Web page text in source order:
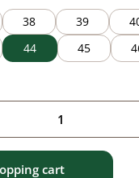
38 39
44 45
Enter the
cart